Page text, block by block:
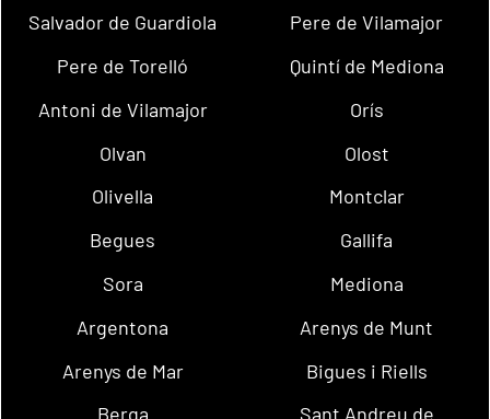
Salvador de Guardiola
Pere de Vilamajor
Pere de Torelló
Quintí de Mediona
Antoni de Vilamajor
Orís
Olvan
Olost
Olivella
Montclar
Begues
Gallifa
Sora
Mediona
Argentona
Arenys de Munt
Arenys de Mar
Bigues i Riells
Berga
Sant Andreu de